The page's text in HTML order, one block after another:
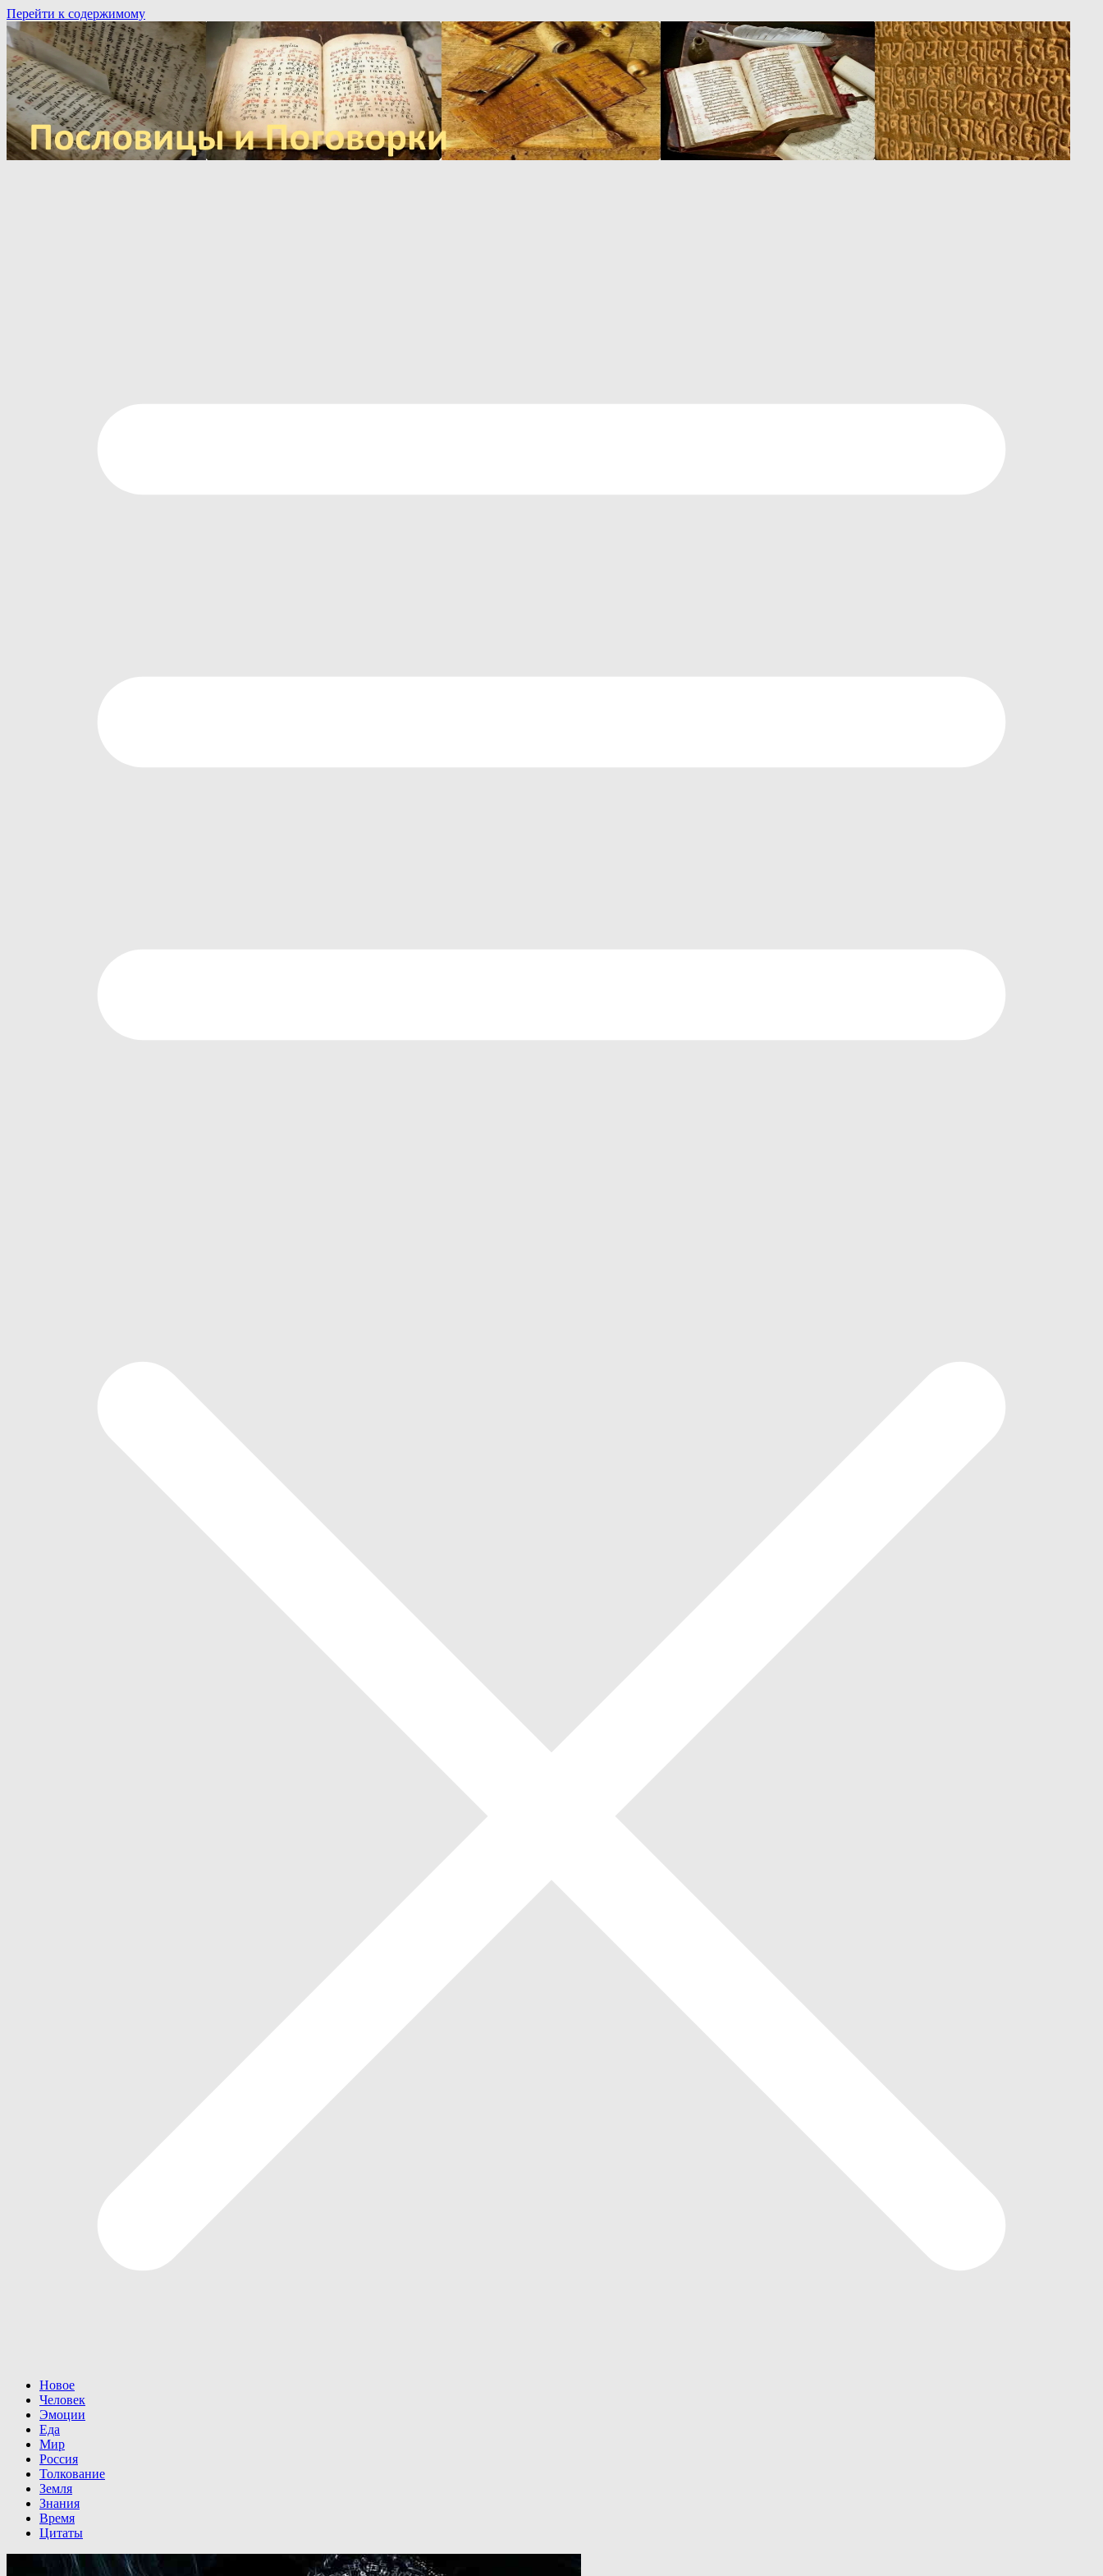
Перейти к содержимому
Новое
Человек
Эмоции
Еда
Мир
Россия
Толкование
Земля
Знания
Время
Цитаты